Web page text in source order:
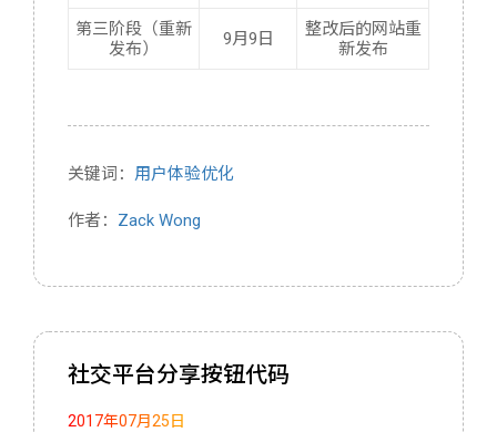
第三阶段（重新
发布）
9月9日
整改后的网站重
新发布
关键词： 用户体验优化
作者： Zack Wong
社交平台分享按钮代码
2017年07月25日